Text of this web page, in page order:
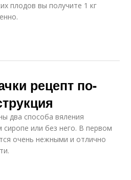
плодов вы получите 1 кг
рецепт по-
два способа вяления
сиропе или без него. В первом
очень нежными и отлично